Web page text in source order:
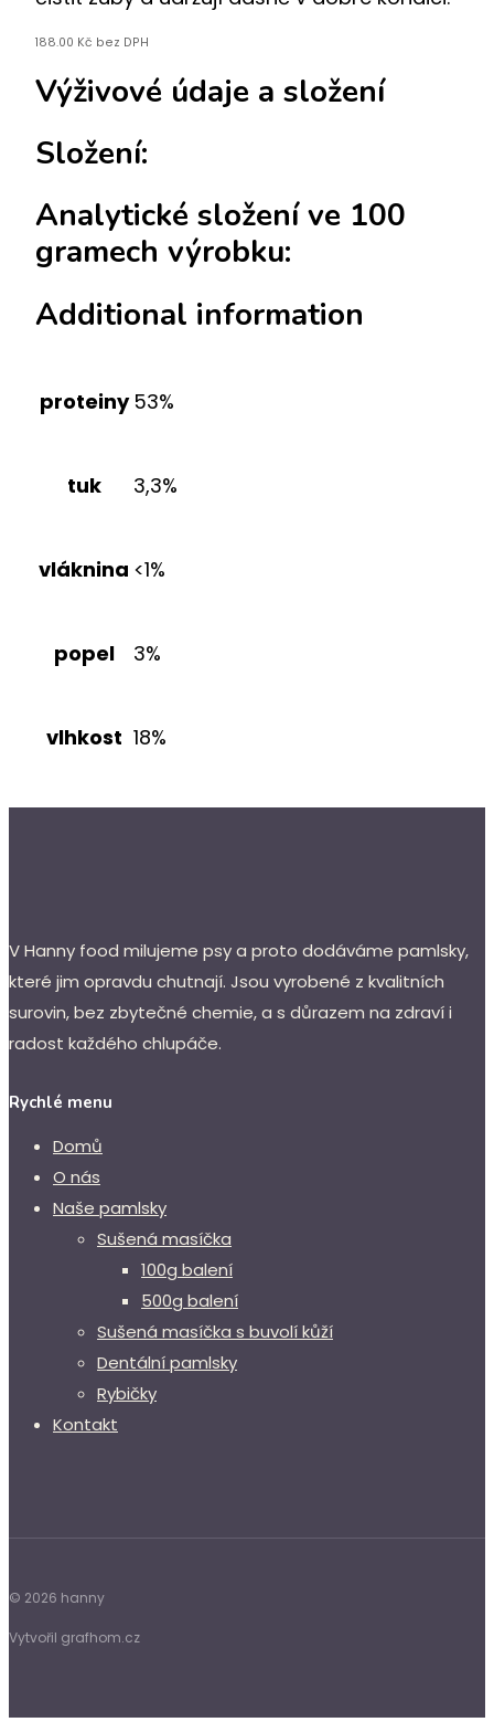
188.00 Kč bez DPH
Výživové údaje a složení
Složení:
Analytické složení ve 100
gramech výrobku:
Additional information
proteiny 53%
tuk 3,3%
vláknina <1%
popel 3%
vlhkost 18%
V Hanny food milujeme psy a proto dodáváme pamlsky,
které jim opravdu chutnají. Jsou vyrobené z kvalitních
surovin, bez zbytečné chemie, a s důrazem na zdraví i
radost každého chlupáče.
Rychlé menu
Domů
O nás
Naše pamlsky
Sušená masíčka
100g balení
500g balení
Sušená masíčka s buvolí kůží
Dentální pamlsky
Rybičky
Kontakt
© 2026 hanny
Vytvořil grafhom.cz